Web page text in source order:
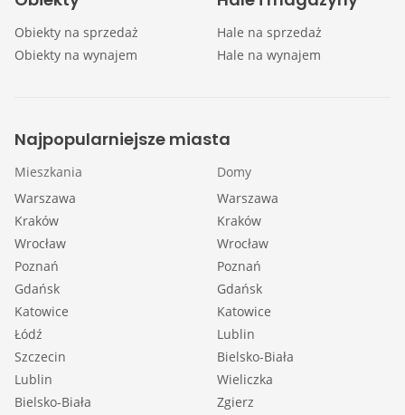
Obiekty na sprzedaż
Obiekty na wynajem
Hale na sprzedaż
Hale na wynajem
Najpopularniejsze miasta
Mieszkania
Warszawa
Kraków
Wrocław
Poznań
Gdańsk
Katowice
Łódź
Szczecin
Lublin
Bielsko-Biała
Domy
Warszawa
Kraków
Wrocław
Poznań
Gdańsk
Katowice
Lublin
Bielsko-Biała
Wieliczka
Zgierz